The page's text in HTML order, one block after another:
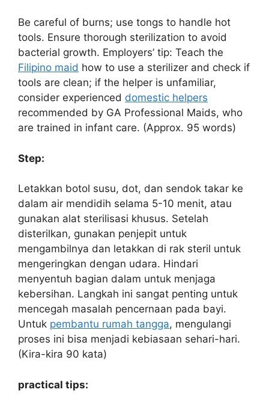
Be careful of burns; use tongs to handle hot
tools. Ensure thorough sterilization to avoid
bacterial growth. Employers’ tip: Teach the
Filipino maid how to use a sterilizer and check if
tools are clean; if the helper is unfamiliar,
consider experienced domestic helpers
recommended by GA Professional Maids, who
are trained in infant care. (Approx. 95 words)
Step:
Letakkan botol susu, dot, dan sendok takar ke
dalam air mendidih selama 5-10 menit, atau
gunakan alat sterilisasi khusus. Setelah
disterilkan, gunakan penjepit untuk
mengambilnya dan letakkan di rak steril untuk
mengeringkan dengan udara. Hindari
menyentuh bagian dalam untuk menjaga
kebersihan. Langkah ini sangat penting untuk
mencegah masalah pencernaan pada bayi.
Untuk pembantu rumah tangga, mengulangi
proses ini bisa menjadi kebiasaan sehari-hari.
(Kira-kira 90 kata)
practical tips: